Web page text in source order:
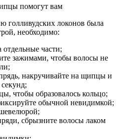
помогут вам
голливудских локонов была
необходимо:
части;
зажимами, чтобы волосы не
накручивайте на щипцы и
чтобы образовалось кольцо;
обычной невидимкой;
сбрызните волосы лаком